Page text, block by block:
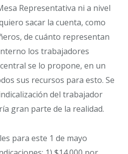
Representativa ni a nivel
sacar la cuenta, como
de cuánto representan
los trabajadores
se lo propone, en un
sus recursos para esto. Se
del trabajador
gran parte de la realidad.
para este 1 de mayo